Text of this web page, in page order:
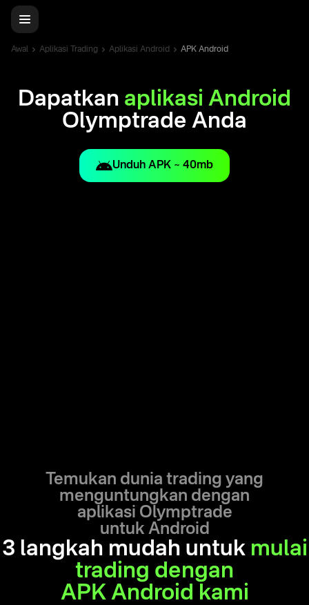
Awal Aplikasi Trading Aplikasi Android APK Android
Dapatkan aplikasi Android
Olymptrade Anda
Unduh APK ~ 40mb
Temukan dunia trading yang
menguntungkan dengan
aplikasi Olymptrade
untuk Android
3 langkah mudah untuk mulai
trading dengan
APK Android kami